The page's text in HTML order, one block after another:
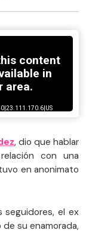
, dio que hablar
con una
en anonimato
seguidores, el ex
su enamorada,